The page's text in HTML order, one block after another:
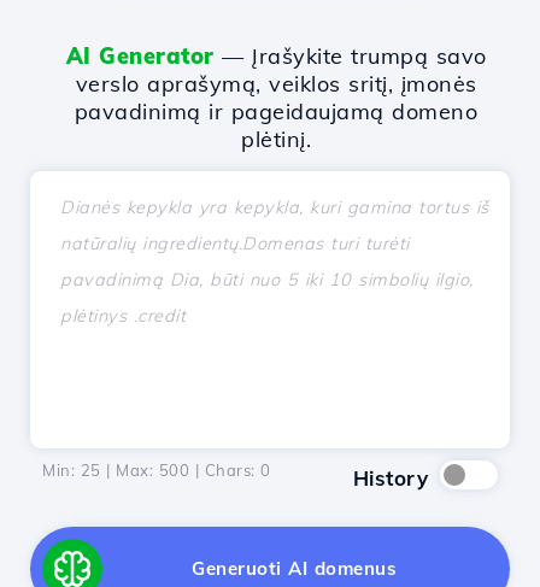
AI Generator — Įrašykite trumpą savo
verslo aprašymą, veiklos sritį, įmonės
pavadinimą ir pageidaujamą domeno
plėtinį.
Min: 25 | Max: 500 | Chars: 0 History
Generuoti AI domenus